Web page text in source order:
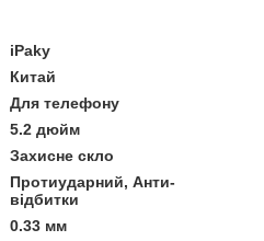
iPaky
Китай
Для телефону
5.2 дюйм
Захисне скло
Протиударний, Анти-
відбитки
0.33 мм